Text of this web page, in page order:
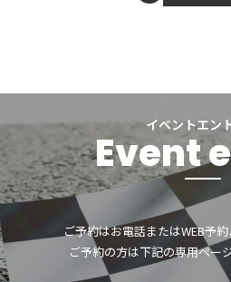
イベントエン
Event
ご予約はお電話またはWEB予
ご予約の方は下記の専用ペー